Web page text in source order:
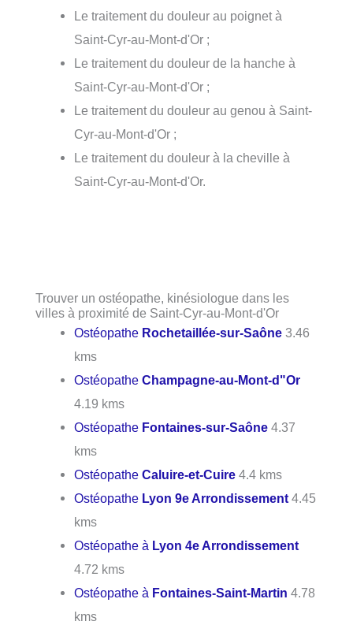
Le traitement du douleur au poignet à
Saint-Cyr-au-Mont-d'Or ;
Le traitement du douleur de la hanche à
Saint-Cyr-au-Mont-d'Or ;
Le traitement du douleur au genou à Saint-
Cyr-au-Mont-d'Or ;
Le traitement du douleur à la cheville à
Saint-Cyr-au-Mont-d'Or.
Trouver un ostéopathe, kinésiologue dans les
villes à proximité de Saint-Cyr-au-Mont-d'Or
Ostéopathe Rochetaillée-sur-Saône 3.46
kms
OstéopatheChampagne-au-Mont-d"Or
4.19 kms
Ostéopathe Fontaines-sur-Saône 4.37
kms
OstéopatheCaluire-et-Cuire 4.4 kms
Ostéopathe Lyon 9e Arrondissement 4.45
kms
Ostéopathe à Lyon 4e Arrondissement
4.72 kms
Ostéopathe à Fontaines-Saint-Martin 4.78
kms